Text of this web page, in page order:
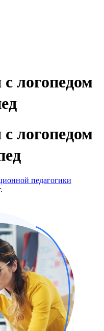
логопедом
с логопедом
педагогики